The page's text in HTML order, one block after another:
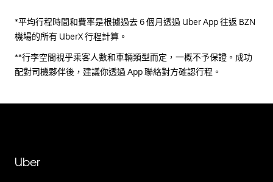
*平均行程時間和費率是根據過去 6 個月透過 Uber App 往返 BZN
機場的所有 UberX 行程計算。
**行李空間視乎乘客人數和車輛類型而定，一概不予保證。成功
配對司機夥伴後，建議你透過 App 聯絡對方確認行程。
Uber